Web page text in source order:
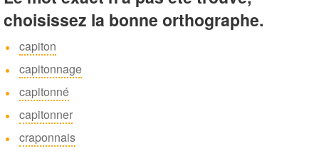
choisissez la bonne orthographe.
capiton
capitonnage
capitonné
capitonner
craponnais